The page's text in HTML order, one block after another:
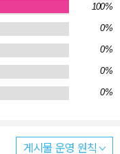
100%
0%
0%
0%
0%
게시물 운영 원칙